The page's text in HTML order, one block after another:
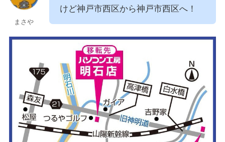
まさや
けど神戸市西区から神戸市西区へ！